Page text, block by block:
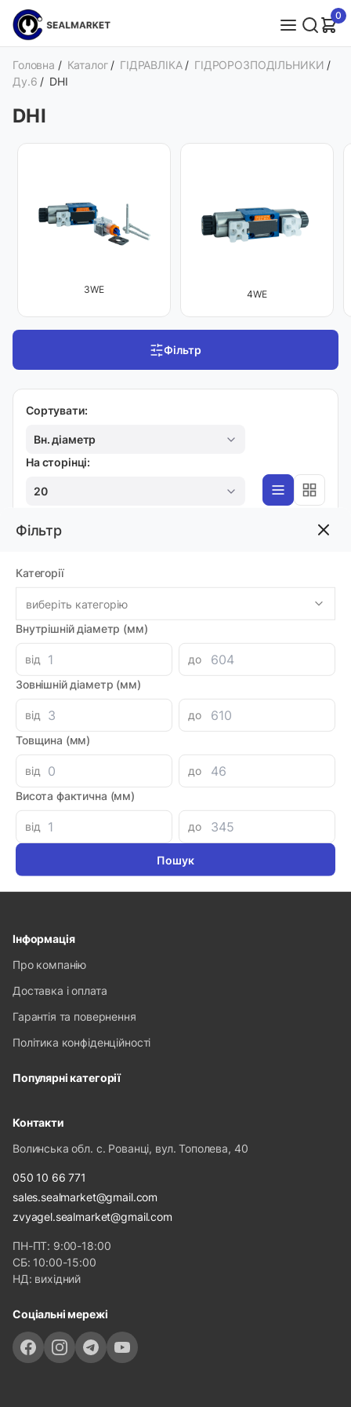
0
Фільтр
Категорії
виберіть категорію
Внутрішній діаметр (мм)
від
до
Зовнішній діаметр (мм)
від
до
Товщина (мм)
від
до
Висота фактична (мм)
від до
Головна / Каталог / ГІДРАВЛІКА / ГІДРОРОЗПОДІЛЬНИКИ /
Ду.6 / DHI
DHI
3WE 4WE
Фільтр
Сортувати:
Вн. діаметр
На сторінці:
20
Доставка 1-2 дні
8580.00 грн -
Гідророзподілювач DHI-0713-X 24DC 23 /PE
Код товара: 47320
Артикул: MI0025440
Виробник: ATOS
7648.16 грн -
Інформація
Про компанію
Доставка і оплата
Гарантія та повернення
Політика конфіденційності
Популярні категорії
Контакти
Волинська обл. с. Рованці, вул. Тополева, 40
050 10 66 771
sales.sealmarket@gmail.com
zvyagel.sealmarket@gmail.com
ПН-ПТ: 9:00-18:00
СБ: 10:00-15:00
НД: вихідний
Соціальні мережі